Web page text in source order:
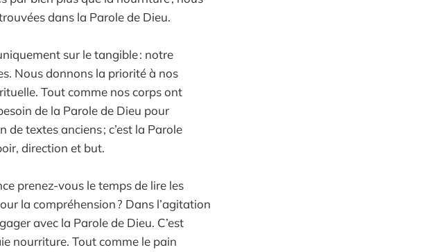
dans la Parole de Dieu.
sur le tangible : notre
Nous donnons la priorité à nos
Tout comme nos corps ont
de la Parole de Dieu pour
de textes anciens ; c’est la Parole
direction et but.
prenez-vous le temps de lire les
la compréhension ? Dans l’agitation
avec la Parole de Dieu. C’est
nourriture. Tout comme le pain